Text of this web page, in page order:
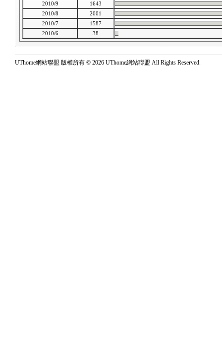
2010/9
1643
2010/8
2001
2010/7
1587
2010/6
38
UThome網站聯盟 版權所有 © 2026 UThome網站聯盟 All Rights Reserved.